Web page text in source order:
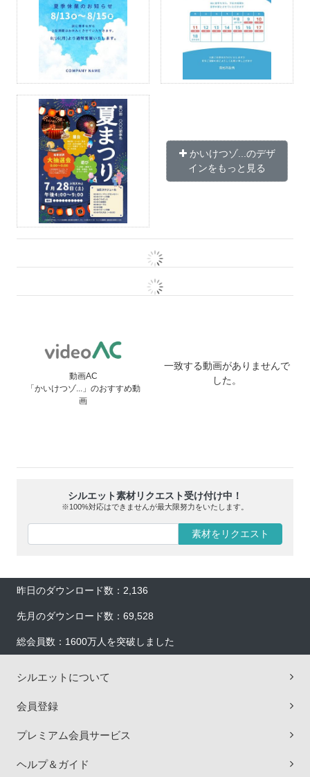
かいけつゾ...のデザ
インをもっと見る
動画AC
「かいけつゾ...」のおすすめ動
画
一致する動画がありませんで
した。
シルエット素材リクエスト受け付け中！
※100%対応はできませんが最大限努力をいたします。
素材をリクエスト
昨日のダウンロード数：2,136
先月のダウンロード数：69,528
総会員数：1600万人を突破しました
シルエットについて
会員登録
プレミアム会員サービス
ヘルプ＆ガイド